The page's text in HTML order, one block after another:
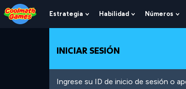
Skip
to
Top
Skip
to
Navigation
Skip
to
Main
Skip
to
Footer
Pasar
al
contenido
Estrategia
Show
Submenu
Estrategia
Habilidad
Show
Submenu
Números
INICIAR SESIÓN
Ingrese su ID de inicio de sesión o